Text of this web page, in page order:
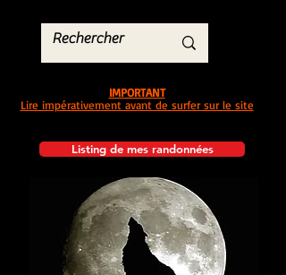
Listing de mes randonnées
IMPORTANT
Lire impérativement avant de surfer sur le site